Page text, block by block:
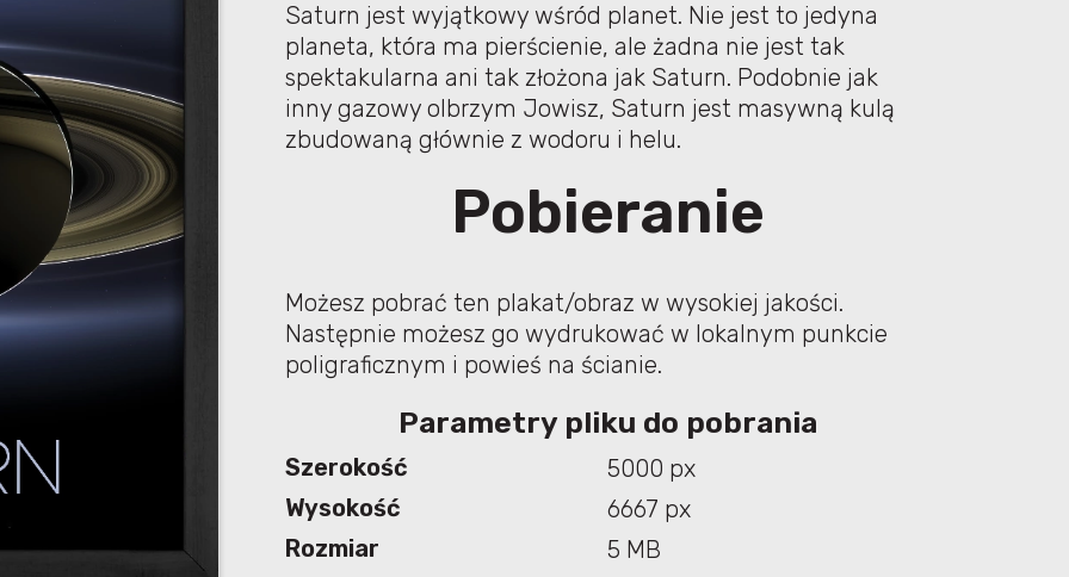
Saturn jest wyjątkowy wśród planet. Nie jest to jedyna
planeta, która ma pierścienie, ale żadna nie jest tak
spektakularna ani tak złożona jak Saturn. Podobnie jak
inny gazowy olbrzym Jowisz, Saturn jest masywną kulą
zbudowaną głównie z wodoru i helu.
Pobieranie
Możesz pobrać ten plakat/obraz w wysokiej jakości.
Następnie możesz go wydrukować w lokalnym punkcie
poligraficznym i powieś na ścianie.
Parametry pliku do pobrania
Szerokość
5000 px
Wysokość
6667 px
Rozmiar
5 MB